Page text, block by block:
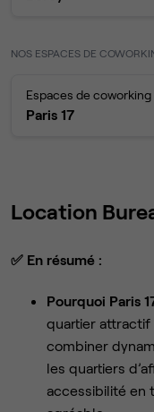
NOS ESPACES DE
Espaces de coworking
Paris 17
Location
✅ En résumé :
Pourquoi Paris
quartier
combiner
les quartiers
accessibilité en